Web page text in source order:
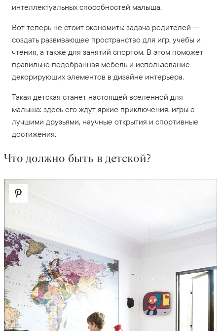
интеллектуальных способностей малыша.
Вот теперь не стоит экономить: задача родителей —
создать развивающее пространство для игр, учебы и
чтения, а также для занятий спортом. В этом поможет
правильно подобранная мебель и использование
декорирующих элементов в дизайне интерьера.
Такая детская станет настоящей вселенной для
малыша: здесь его ждут яркие приключения, игры с
лучшими друзьями, научные открытия и спортивные
достижения.
Что должно быть в детской?